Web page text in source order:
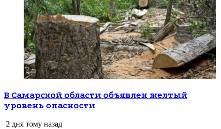
В Самарской области объявлен желтый
уровень опасности
2 дня тому назад